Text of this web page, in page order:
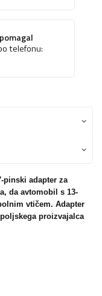
telefonu:
pinski adapter za
da avtomobil s 13-
vtičem. Adapter
proizvajalca